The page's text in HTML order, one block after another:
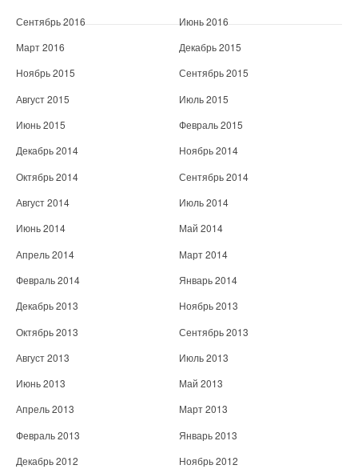
Сентябрь 2016
Июнь 2016
Март 2016
Декабрь 2015
Ноябрь 2015
Сентябрь 2015
Август 2015
Июль 2015
Июнь 2015
Февраль 2015
Декабрь 2014
Ноябрь 2014
Октябрь 2014
Сентябрь 2014
Август 2014
Июль 2014
Июнь 2014
Май 2014
Апрель 2014
Март 2014
Февраль 2014
Январь 2014
Декабрь 2013
Ноябрь 2013
Октябрь 2013
Сентябрь 2013
Август 2013
Июль 2013
Июнь 2013
Май 2013
Апрель 2013
Март 2013
Февраль 2013
Январь 2013
Декабрь 2012
Ноябрь 2012